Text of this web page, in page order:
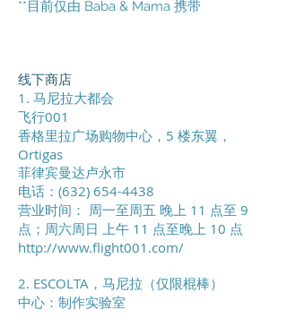
**目前仅由 Baba & Mama 携带
线下商店
1. 马尼拉大都会
飞行001
香格里拉广场购物中心，5 楼东翼，
Ortigas
菲律宾曼达卢永市
电话：(632) 654-4438
营业时间： 周一至周五 晚上 11 点至 9
点；周六周日 上午 11 点至晚上 10 点
http://www.flight001.com/
2. ESCOLTA，马尼拉（仅限棍棒）
中心：制作实验室